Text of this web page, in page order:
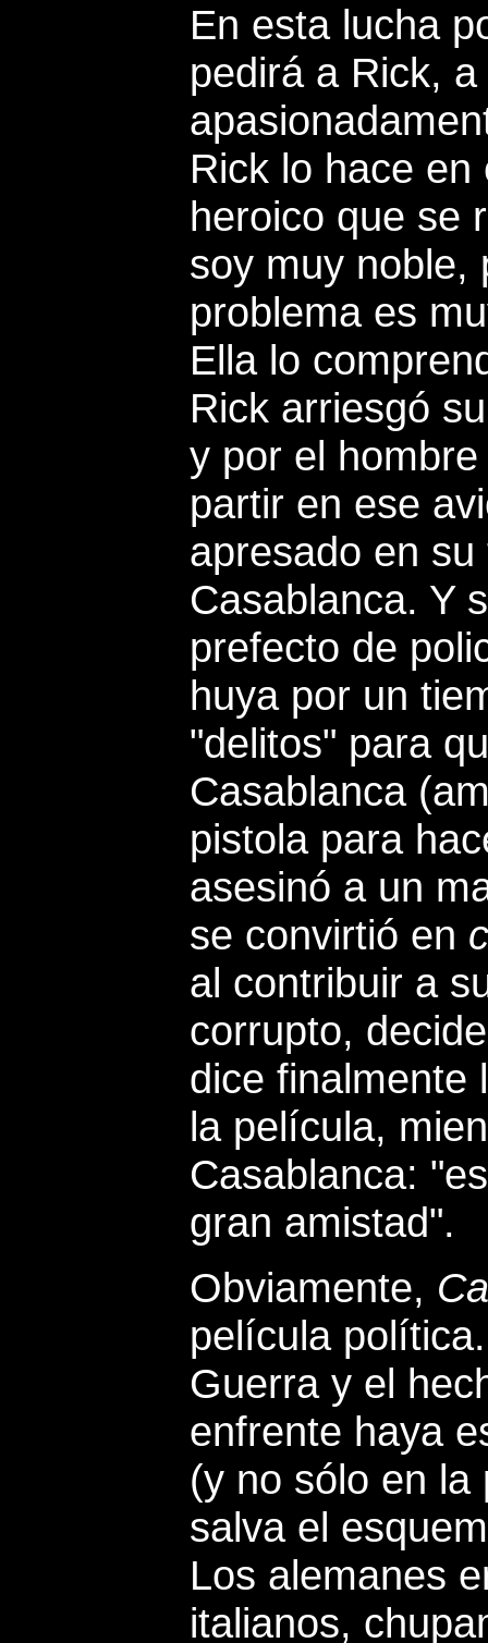
En esta lucha
pedirá a Rick,
Rick lo hace
heroico que se
soy muy noble,
problema es
Ella lo
Rick arriesgó
y por el
partir en ese
apresado en
Casablanca. Y
prefecto de
huya por un
"delitos" para
Casablanca
pistola para
asesinó a un
se convirtió en
al contribuir a
corrupto,
dice finalmente
la película,
Casablanca:
gran amistad".
Obviamente,
película
Guerra y el
enfrente haya
(y no sólo en la
salva el
Los alemanes
italianos,